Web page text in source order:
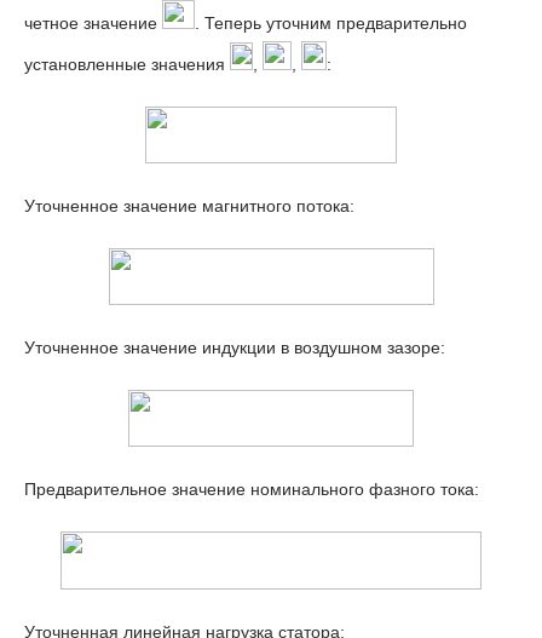
четное значение . Теперь уточним предварительно
установленные значения :
Уточненное значение магнитного потока:
Уточненное значение индукции в воздушном зазоре:
Предварительное значение номинального фазного тока:
Уточненная линейная нагрузка статора: